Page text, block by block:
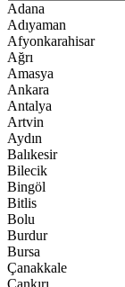
Adana
Adıyaman
Afyonkarahisar
Ağrı
Amasya
Ankara
Antalya
Artvin
Aydın
Balıkesir
Bilecik
Bingöl
Bitlis
Bolu
Burdur
Bursa
Çanakkale
Çankırı